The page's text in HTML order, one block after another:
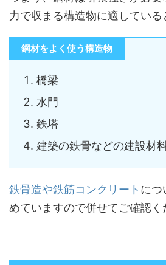
力で収まる構造物に適している
鋼材をよく使う構造物
橋梁
水門
鉄塔
建築の鉄骨などの建設材
鉄骨造や鉄筋コンクリート につ
めていますので併せてご確認く